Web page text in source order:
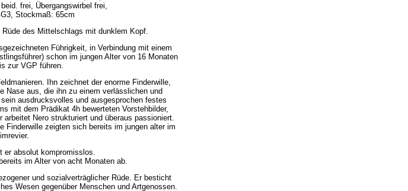
frei, Übergangswirbel frei,
Stockmaß: 65cm
des Mittelschlags mit dunklem Kopf.
Führigkeit, in Verbindung mit einem
schon im jungen Alter von 16 Monaten
zur VGP führen.
Ihn zeichnet der enorme Finderwille,
Nase aus, die ihn zu einem verlässlichen und
ausdrucksvolles und ausgesprochen festes
mit dem Prädikat 4h bewerteten Vorstehbilder,
Nero strukturiert und überaus passioniert.
Finderwille zeigten sich bereits im jungen alter im
er absolut kompromisslos.
im Alter von acht Monaten ab.
und sozialverträglicher Rüde. Er besticht
Wesen gegenüber Menschen und Artgenossen.